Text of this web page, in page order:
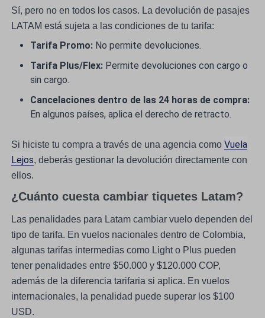
Sí, pero no en todos los casos. La devolución de pasajes
LATAM está sujeta a las condiciones de tu tarifa:
Tarifa Promo:No permite devoluciones.
Tarifa Plus/Flex:Permite devoluciones con cargo o
sin cargo.
Cancelaciones dentro de las 24 horas de compra:
En algunos países, aplica el derecho de retracto.
Si hiciste tu compra a través de una agencia como Vuela
Lejos, deberás gestionar la devolución directamente con
ellos.
¿Cuánto cuesta cambiar tiquetes Latam?
Las penalidades para Latam cambiar vuelo dependen del
tipo de tarifa. En vuelos nacionales dentro de Colombia,
algunas tarifas intermedias como Light o Plus pueden
tener penalidades entre $50.000 y $120.000 COP,
además de la diferencia tarifaria si aplica. En vuelos
internacionales, la penalidad puede superar los $100
USD.